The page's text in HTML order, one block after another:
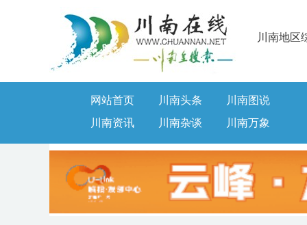
川南地区
网站首页 川南头条
川南图说
川南资讯
川南杂谈 川南万象